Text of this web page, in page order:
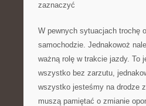
zaznaczyć
W pewnych sytuacjach trochę
samochodzie. Jednakowoż
ważną rolę w trakcie jazdy. To
wszystko bez zarzutu,
wszystko jesteśmy na drodze
muszą pamiętać o zmianie